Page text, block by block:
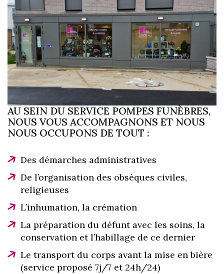
AU SEIN DU SERVICE POMPES FUNÈBRES,
NOUS VOUS ACCOMPAGNONS ET NOUS
NOUS OCCUPONS DE TOUT :
Des démarches administratives
De l’organisation des obsèques civiles,
religieuses
L’inhumation, la crémation
La préparation du défunt avec les soins, la
conservation et l’habillage de ce dernier
Le transport du corps avant la mise en bière
(service proposé 7j/7 et 24h/24)